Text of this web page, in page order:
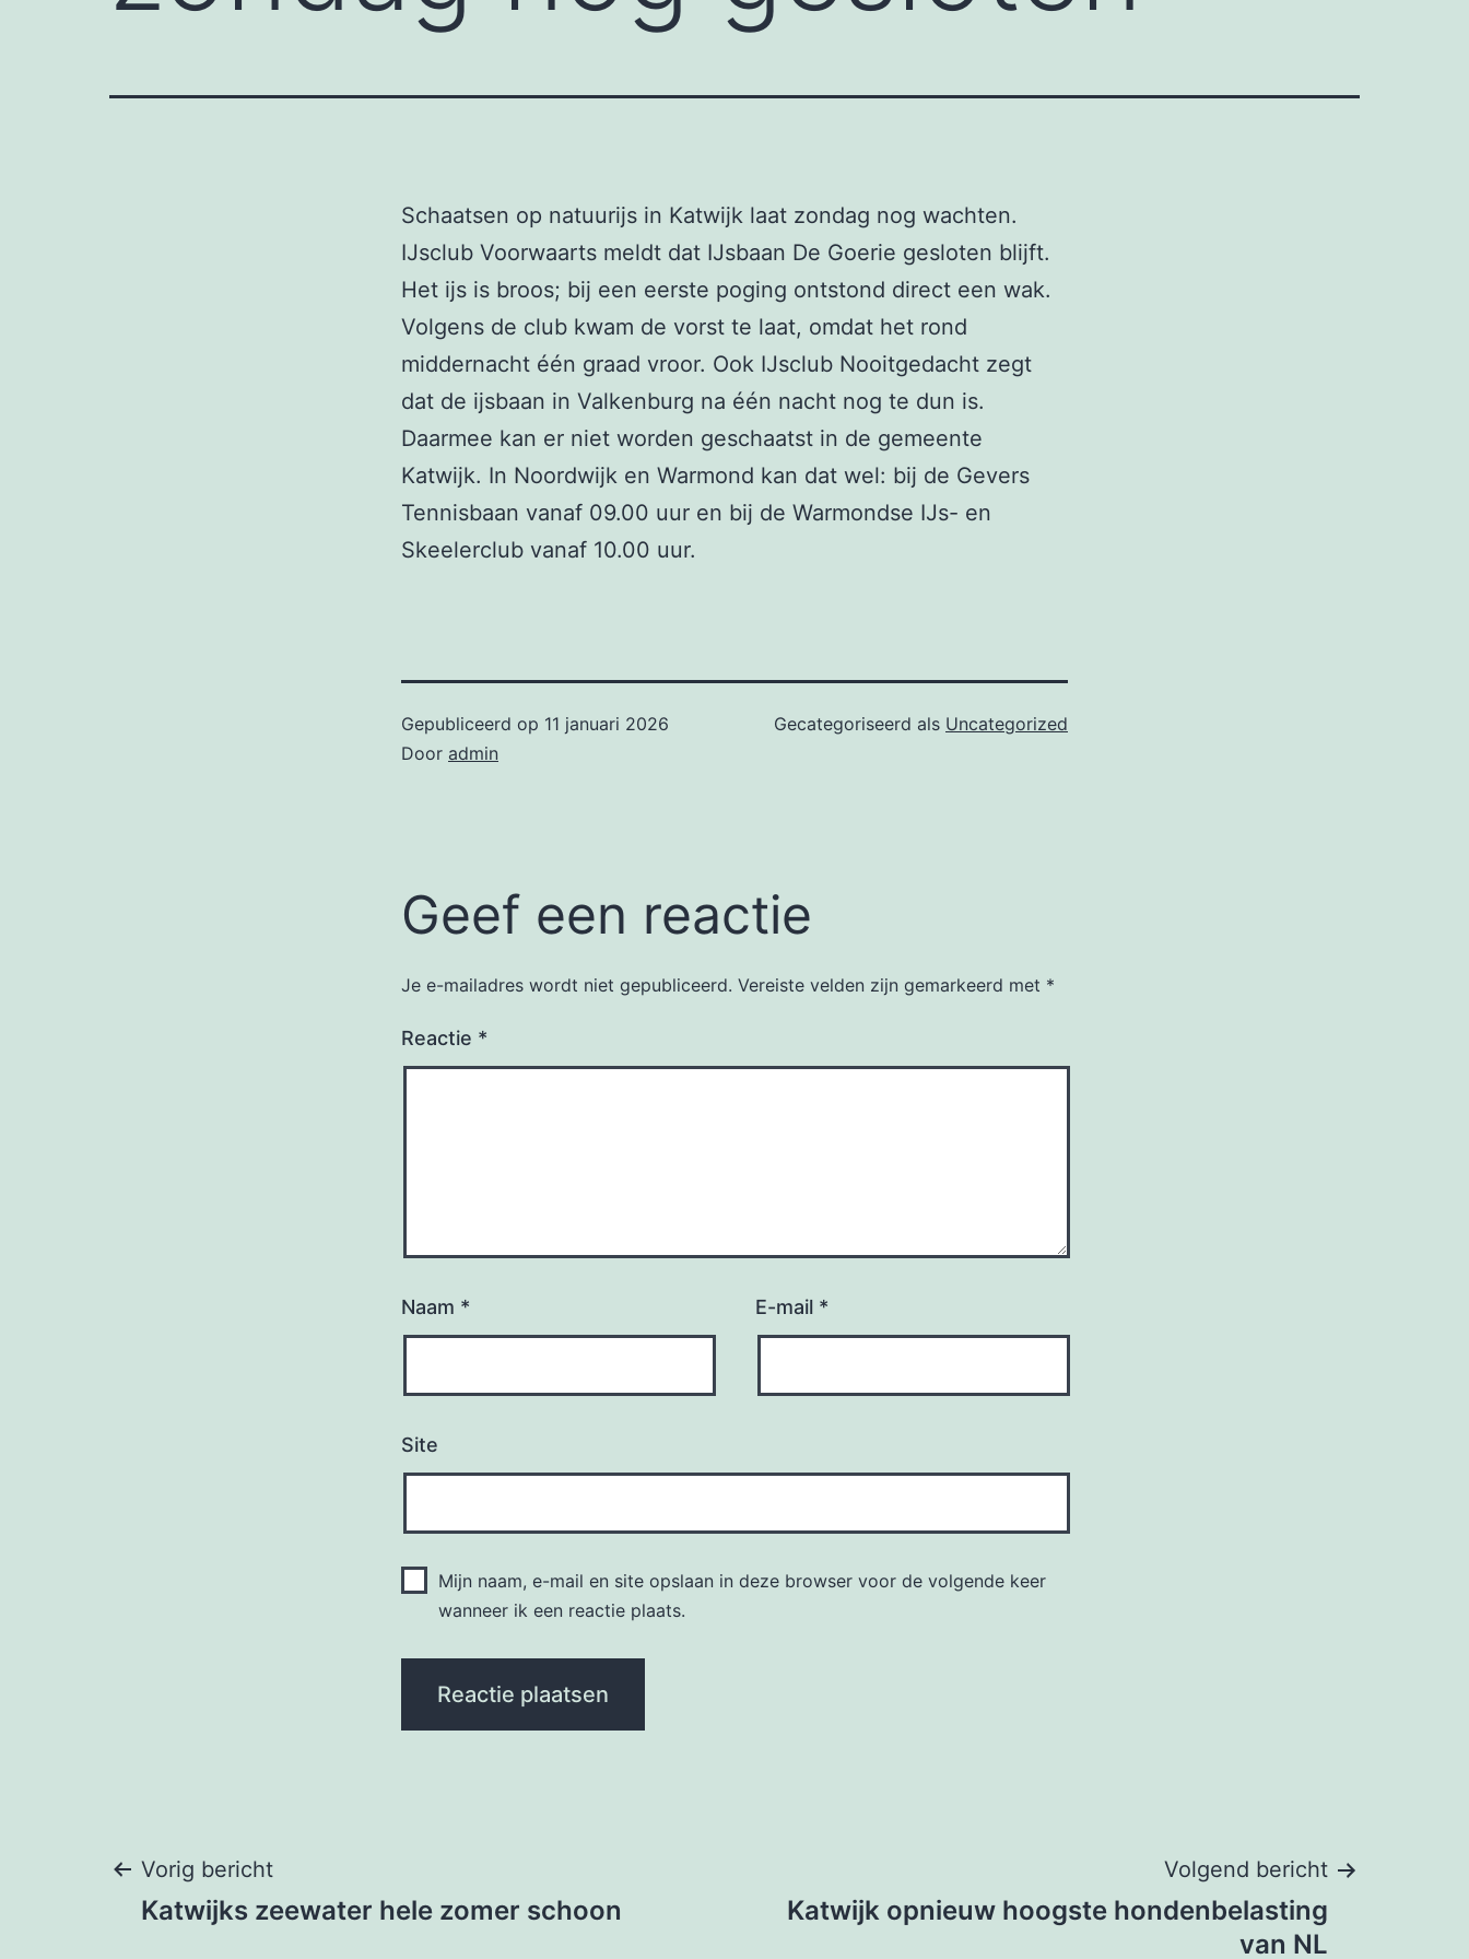
Schaatsen op natuurijs in Katwijk laat zondag nog wachten.
IJsclub Voorwaarts meldt dat IJsbaan De Goerie gesloten blijft.
Het ijs is broos; bij een eerste poging ontstond direct een wak.
Volgens de club kwam de vorst te laat, omdat het rond
middernacht één graad vroor. Ook IJsclub Nooitgedacht zegt
dat de ijsbaan in Valkenburg na één nacht nog te dun is.
Daarmee kan er niet worden geschaatst in de gemeente
Katwijk. In Noordwijk en Warmond kan dat wel: bij de Gevers
Tennisbaan vanaf 09.00 uur en bij de Warmondse IJs- en
Skeelerclub vanaf 10.00 uur.
Gepubliceerd op 11 januari 2026
Door admin
Gecategoriseerd als Uncategorized
Geef een reactie
Je e-mailadres wordt niet gepubliceerd. Vereiste velden zijn gemarkeerd met *
Reactie *
Naam * E-mail *
Site
Mijn naam, e-mail en site opslaan in deze browser voor de volgende keer
wanneer ik een reactie plaats.
Bericht
Vorig bericht
Katwijks zeewater hele zomer schoon
Volgend bericht
Katwijk opnieuw hoogste hondenbelasting
van NL